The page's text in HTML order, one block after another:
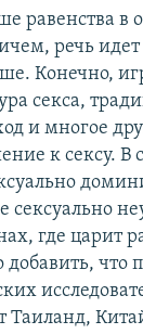
равенства в
речь идет
Конечно,
секса,
и многое
к сексу. В
сексуально
где царит
добавить, что
Таиланд,